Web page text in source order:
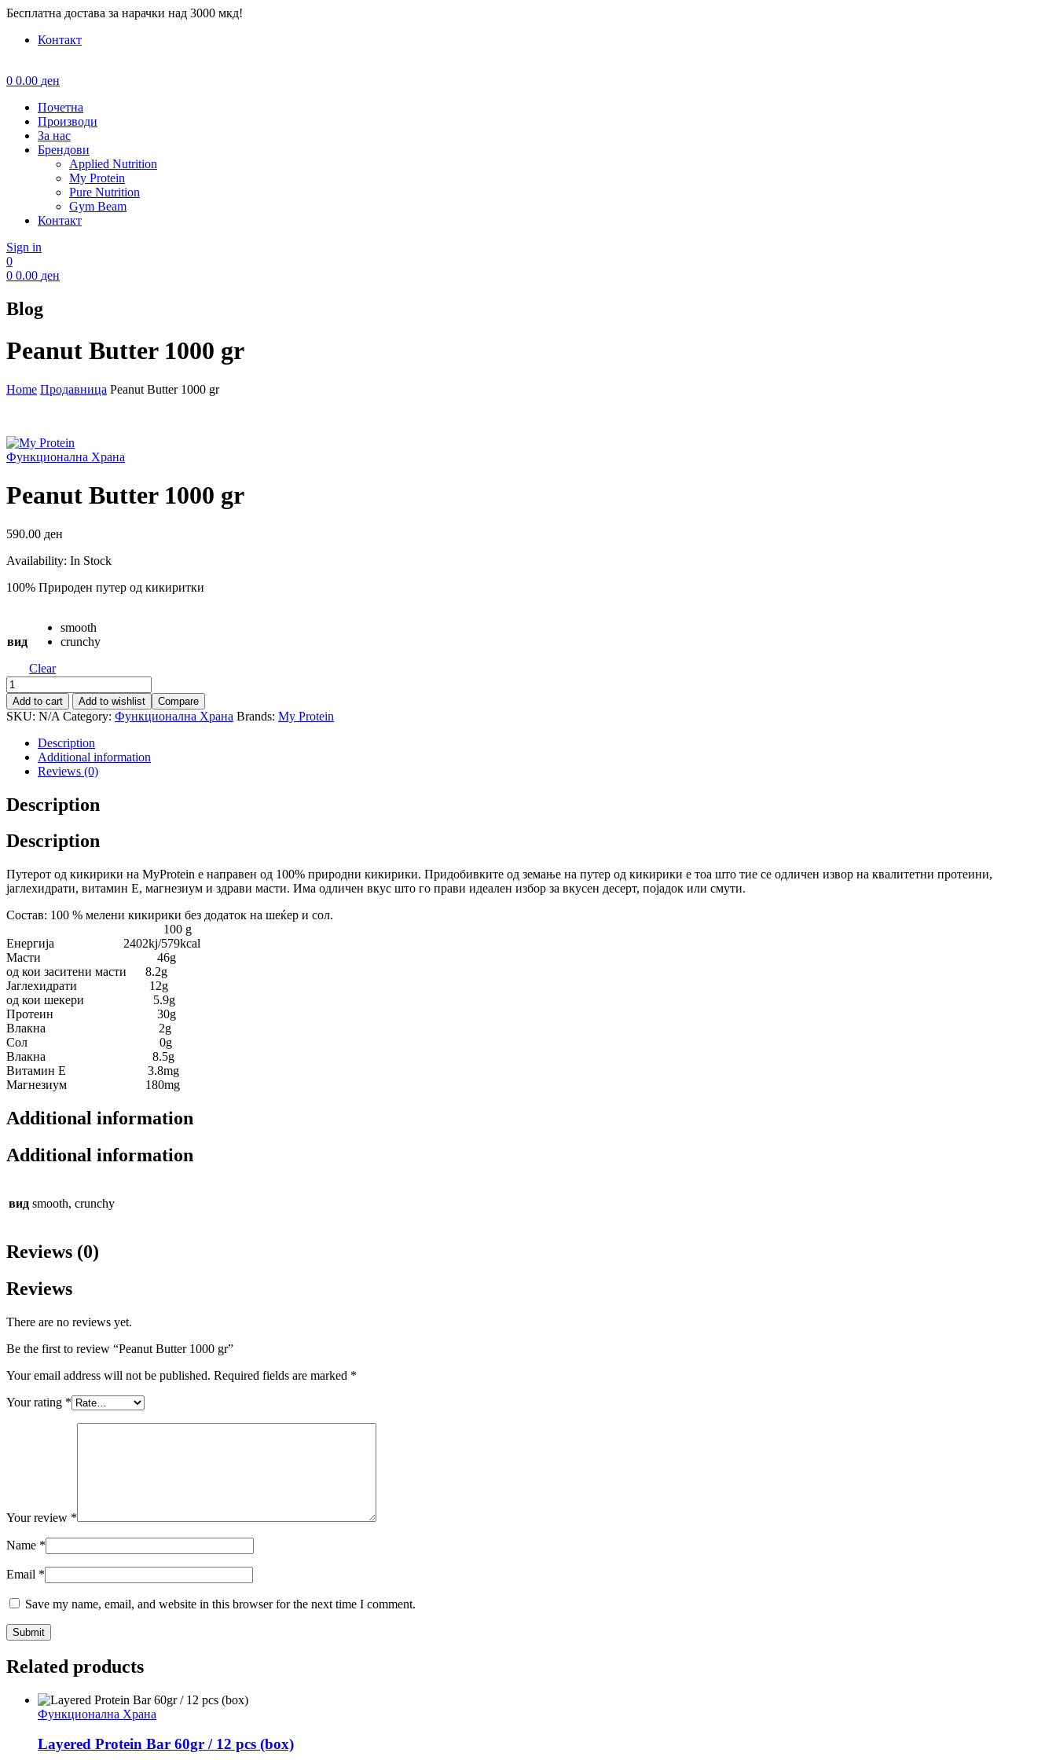
Бесплатна достава за нарачки над 3000 мкд!
Контакт
0 0.00 ден
Почетна
Производи
За нас
Брендови
Applied Nutrition
My Protein
Pure Nutrition
Gym Beam
Контакт
Sign in
0
0 0.00 ден
Blog
Peanut Butter 1000 gr
Home Продавница Peanut Butter 1000 gr
Функционална Храна
Peanut Butter 1000 gr
590.00 ден
Availability: In Stock
100% Природен путер од кикиритки
вид
smooth
crunchy
Clear
Peanut
Butter
1000
gr
quantity
Add to cart Add to wishlist Compare
SKU: N/A Category: Функционална Храна Brands: My Protein
Description
Additional information
Reviews (0)
Description
Description
Путерот од кикирики на MyProtein е направен од 100% природни кикирики. Придобивките од земање на путер од кикирики е тоа што тие се одличен извор на квалитетни протеини,
јаглехидрати, витамин Е, магнезиум и здрави масти. Има одличен вкус што го прави идеален избор за вкусен десерт, појадок или смути.
Состав: 100 % мелени кикирики без додаток на шеќер и сол.
100 g
Енергија 2402kj/579kcal
Масти 46g
oд кои заситени масти 8.2g
Јаглехидрати 12g
oд кои шекери 5.9g
Протеин 30g
Влакна 2g
Сол 0g
Влакна 8.5g
Витамин Е 3.8mg
Магнезиум 180mg
Additional information
Additional information
вид smooth, crunchy
Reviews (0)
Reviews
There are no reviews yet.
Be the first to review “Peanut Butter 1000 gr”
Your email address will not be published. Required fields are marked *
Your rating *
Your review *
Name *
Email *
Save my name, email, and website in this browser for the next time I comment.
Related products
Функционална Храна
Layered Protein Bar 60gr / 12 pcs (box)